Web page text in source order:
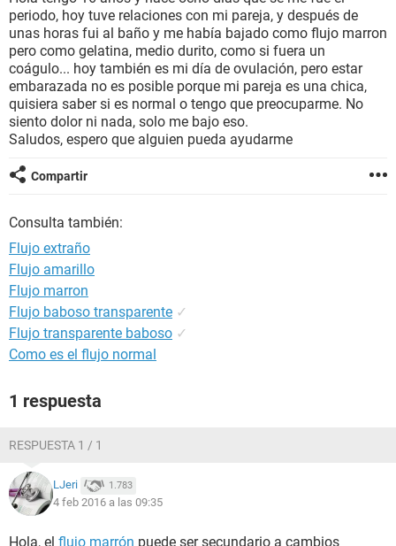
SEXUALIDAD
GLOSARIO
periodo, hoy tuve relaciones con mi pareja, y después de
unas horas fui al baño y me había bajado como flujo marron
pero como gelatina, medio durito, como si fuera un
coágulo... hoy también es mi día de ovulación, pero estar
embarazada no es posible porque mi pareja es una chica,
quisiera saber si es normal o tengo que preocuparme. No
siento dolor ni nada, solo me bajo eso.
Saludos, espero que alguien pueda ayudarme
Compartir
Consulta también:
Flujo extraño
Flujo amarillo
Flujo marron
Flujo baboso transparente ✓
Flujo transparente baboso ✓
Como es el flujo normal
1 respuesta
RESPUESTA 1 / 1
LJeri 1.783
4 feb 2016 a las 09:35
Hola, el flujo marrón puede ser secundario a cambios